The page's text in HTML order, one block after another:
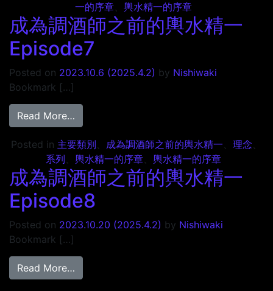
一的序章、 輿水精一的序章
成為調酒師之前的輿水精一
Episode7
Posted on 2023.10.6 (2025.4.2) by Nishiwaki
Bookmark […]
Read More…
Posted in 主要類別、 成為調酒師之前的輿水精一、 理念、
系列、 輿水精一的序章、 輿水精一的序章
成為調酒師之前的輿水精一
Episode8
Posted on 2023.10.20 (2025.4.2) by Nishiwaki
Bookmark […]
Read More…